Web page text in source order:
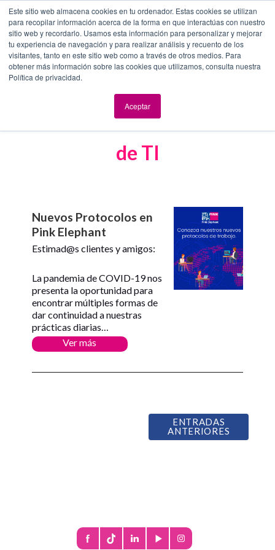
Este sitio web almacena cookies en tu ordenador. Estas cookies se utilizan
para recopilar información acerca de la forma en que interactúas con nuestro
sitio web y recordarlo. Usamos esta información para personalizar y mejorar
tu experiencia de navegación y para realizar análisis y recuento de los
visitantes, tanto en este sitio web como a través de otros medios. Para
obtener más información sobre las cookies que utilizamos, consulta nuestra
Política de privacidad.
Aceptar
Contenido de interés en el área
de TI
Nuevos Protocolos en
Pink Elephant
Estimad@s clientes y amigos:
La pandemia de COVID-19 nos
presenta la oportunidad para
encontrar múltiples formas de
dar continuidad a nuestras
prácticas diarias…
Ver más
ENTRADAS
ANTERIORES